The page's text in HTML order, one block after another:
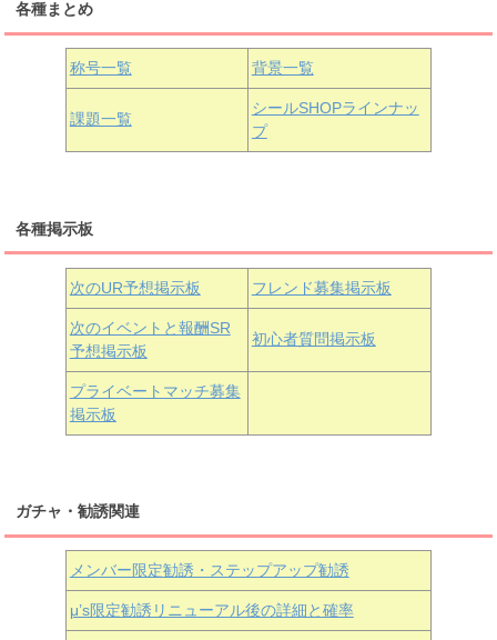
津島善子 黒澤ルビィ
浦の星女学院3年生
黒澤ダイヤ
中須かすみ 天王寺璃奈
朝香果林 近江彼方 エマ・ヴェルデ
各種まとめ
称号一覧 背景一覧
課題一覧
シールSHOPラインナッ
プ
各種掲示板
次のUR予想掲示板 フレンド募集掲示板
次のイベントと報酬SR
予想掲示板
初心者質問掲示板
プライベートマッチ募集
掲示板
ガチャ・勧誘関連
メンバー限定勧誘・ステップアップ勧誘
μ’s限定勧誘リニューアル後の詳細と確率